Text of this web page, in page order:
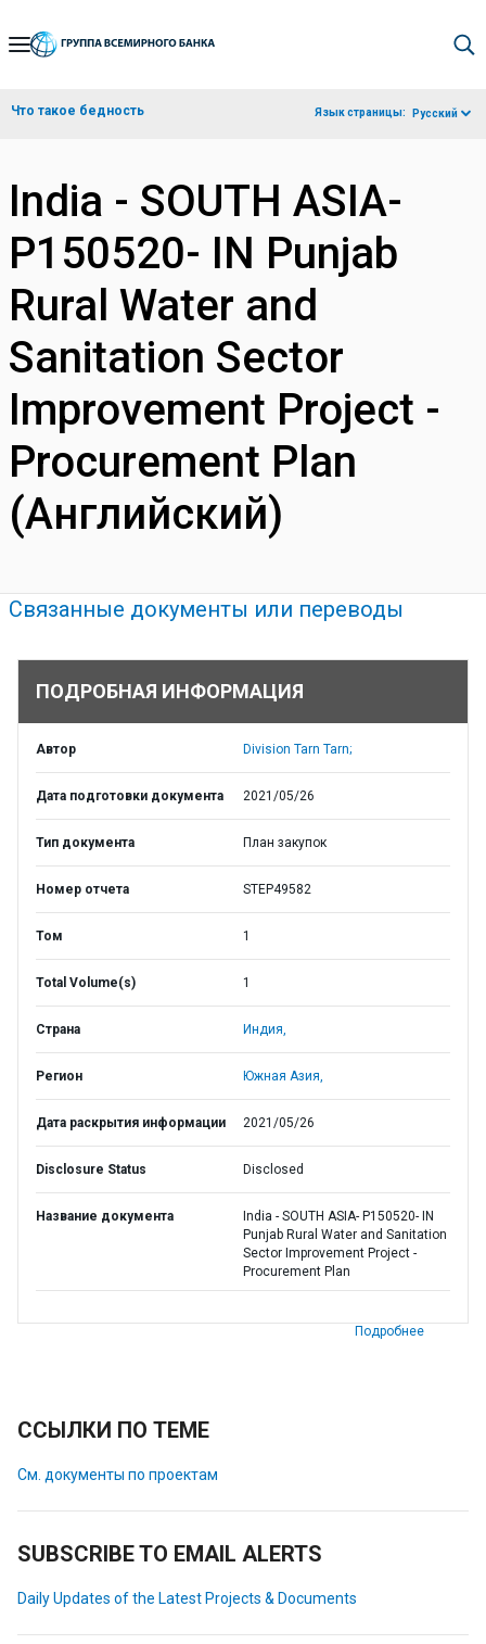
Skip
Navigation
Что такое бедность Язык страницы: Русский
India - SOUTH ASIA-
P150520- IN Punjab
Rural Water and
Sanitation Sector
Improvement Project -
Procurement Plan
(Английский)
Связанные документы или переводы
ПОДРОБНАЯ ИНФОРМАЦИЯ
Автор Division Tarn Tarn;
Дата подготовки документа 2021/05/26
Тип документа План закупок
Номер отчета STEP49582
Том 1
Total Volume(s) 1
Страна Индия,
Регион Южная Азия,
Дата раскрытия информации 2021/05/26
Disclosure Status Disclosed
Название документа
India - SOUTH ASIA- P150520- IN
Punjab Rural Water and Sanitation
Sector Improvement Project -
Procurement Plan
Подробнее
ССЫЛКИ ПО ТЕМЕ
См. документы по проектам
SUBSCRIBE TO EMAIL ALERTS
Daily Updates of the Latest Projects & Documents